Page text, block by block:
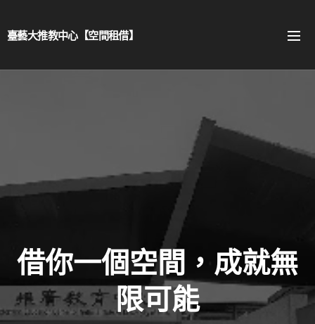
臺藝大推教中心【空間租借】
借你一個空間，成就無
限可能